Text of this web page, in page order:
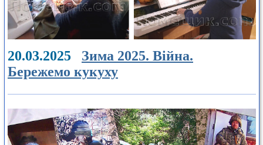
20.03.2025 Зима 2025. Війна.
Бережемо кукуху